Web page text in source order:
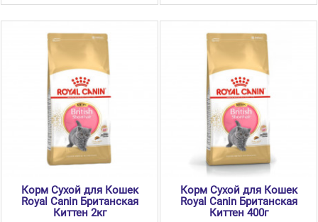
Корм Сухой для Кошек
Royal Canin Британская
Киттен 2кг
Корм Сухой для Кошек
Royal Canin Британская
Киттен 400г